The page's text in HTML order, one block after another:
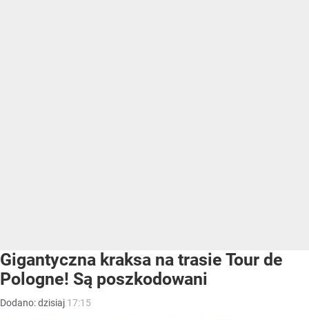
Gigantyczna kraksa na trasie Tour de
Pologne! Są poszkodowani
Dodano:dzisiaj 17:15